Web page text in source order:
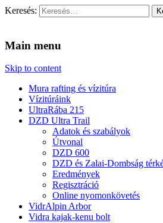
Keresés:
Main menu
Skip to content
Mura rafting és vízitúra
Vízitúráink
UltraRába 215
DZD Ultra Trail
Adatok és szabályok
Útvonal
DZD 600
DZD és Zalai-Dombság
Eredmények
Regisztráció
Online nyomonkövetés
VidrAlpin Arbor
Vidra kajak-kenu bolt